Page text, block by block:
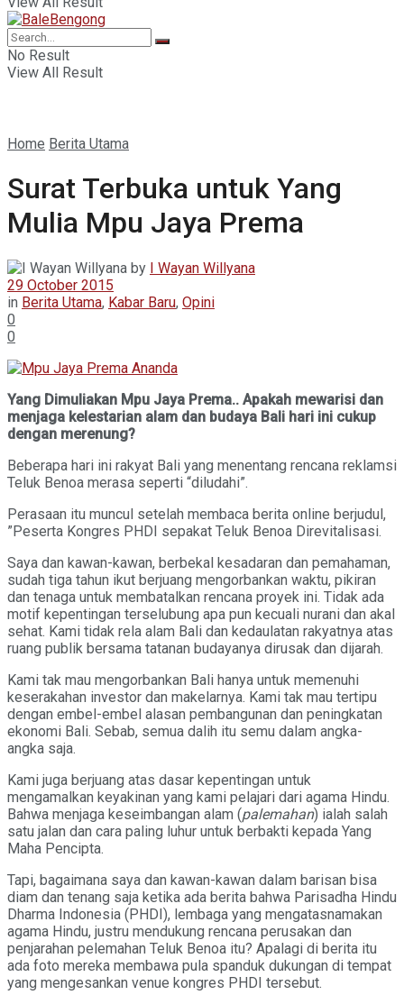
No Result
View All Result
Home Berita Utama
Surat Terbuka untuk Yang
Mulia Mpu Jaya Prema
by I Wayan Willyana
29 October 2015
in Berita Utama, Kabar Baru, Opini
0
0
Yang Dimuliakan Mpu Jaya Prema.. Apakah mewarisi dan
menjaga kelestarian alam dan budaya Bali hari ini cukup
dengan merenung?
Beberapa hari ini rakyat Bali yang menentang rencana reklamsi
Teluk Benoa merasa seperti “diludahi”.
Perasaan itu muncul setelah membaca berita online berjudul,
”Peserta Kongres PHDI sepakat Teluk Benoa Direvitalisasi.
Saya dan kawan-kawan, berbekal kesadaran dan pemahaman,
sudah tiga tahun ikut berjuang mengorbankan waktu, pikiran
dan tenaga untuk membatalkan rencana proyek ini. Tidak ada
motif kepentingan terselubung apa pun kecuali nurani dan akal
sehat. Kami tidak rela alam Bali dan kedaulatan rakyatnya atas
ruang publik bersama tatanan budayanya dirusak dan dijarah.
Kami tak mau mengorbankan Bali hanya untuk memenuhi
keserakahan investor dan makelarnya. Kami tak mau tertipu
dengan embel-embel alasan pembangunan dan peningkatan
ekonomi Bali. Sebab, semua dalih itu semu dalam angka-
angka saja.
Kami juga berjuang atas dasar kepentingan untuk
mengamalkan keyakinan yang kami pelajari dari agama Hindu.
Bahwa menjaga keseimbangan alam (palemahan) ialah salah
satu jalan dan cara paling luhur untuk berbakti kepada Yang
Maha Pencipta.
Tapi, bagaimana saya dan kawan-kawan dalam barisan bisa
diam dan tenang saja ketika ada berita bahwa Parisadha Hindu
Dharma Indonesia (PHDI), lembaga yang mengatasnamakan
agama Hindu, justru mendukung rencana perusakan dan
penjarahan pelemahan Teluk Benoa itu? Apalagi di berita itu
ada foto mereka membawa pula spanduk dukungan di tempat
yang mengesankan venue kongres PHDI tersebut.